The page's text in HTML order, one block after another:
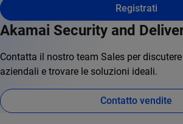
Registrati
Akamai Security and
Contatta il nostro team Sales per
aziendali e trovare le soluzioni ideali.
Contatto vendite